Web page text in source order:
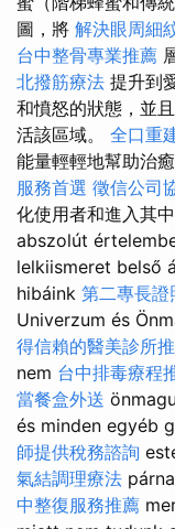
圖，將 解決眼周細
台中整骨專業推薦
北撥筋療法 提升到
和憤怒的狀態，並
活該區域。 全口重
能量輕輕地幫助治
服務首選 徵信公司
化使用者和進入其
abszolút
lelkiismeret belső
hibáink 第二專長證
Univerzum és
得信賴的醫美診所
nem 台中排毒療程
當餐盒外送
és minden egyéb
師提供稅務諮詢
氣結調理療法 párna
中整復服務推薦